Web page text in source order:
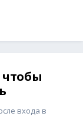
чтобы
входа в